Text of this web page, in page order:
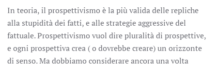
In teoria, il prospettivismo è la più valida delle repliche
alla stupidità dei fatti, e alle strategie aggressive del
fattuale. Prospettivismo vuol dire pluralità di prospettive,
e ogni prospettiva crea ( o dovrebbe creare) un orizzonte
di senso. Ma dobbiamo considerare ancora una volta